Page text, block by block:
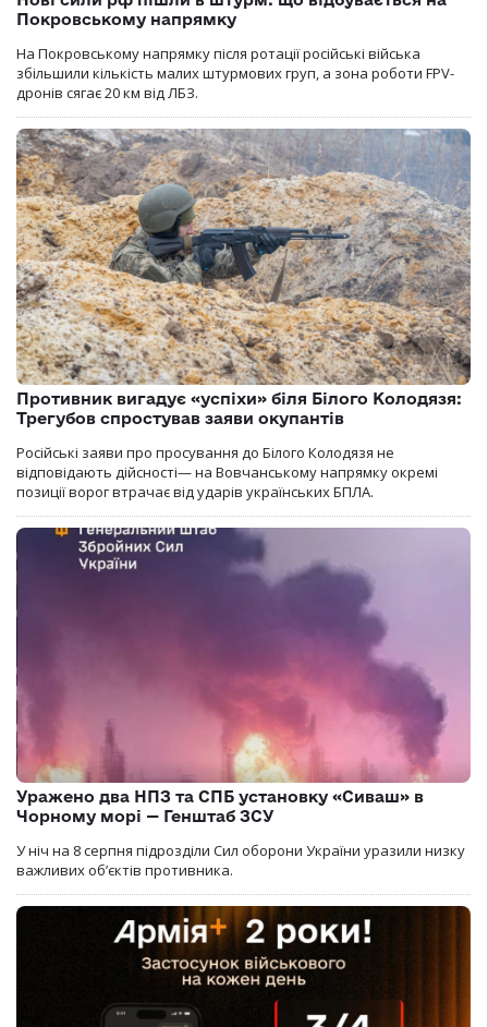
Покровському напрямку
На Покровському напрямку після ротації російські війська
збільшили кількість малих штурмових груп, а зона роботи FPV-
дронів сягає 20 км від ЛБЗ.
Противник вигадує «успіхи» біля Білого Колодязя:
Трегубов спростував заяви окупантів
Російські заяви про просування до Білого Колодязя не
відповідають дійсності— на Вовчанському напрямку окремі
позиції ворог втрачає від ударів українських БПЛА.
Уражено два НПЗ та СПБ установку «Сиваш» в
Чорному морі — Генштаб ЗСУ
У ніч на 8 серпня підрозділи Сил оборони України уразили низку
важливих об’єктів противника.